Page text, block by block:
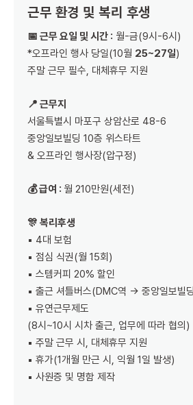
근무 환경 및 복리 후생
📅 근무 요일 및 시간 : 월-금(9시-6시)
*오프라인 행사 당일(10월 25~27일)
주말 근무 필수, 대체휴무 지원
📍 근무지
서울특별시 마포구 상암산로 48-6
중앙일보빌딩 10층 위스타트
& 오프라인 행사장(압구정)
💰 급여 : 월 210만원(세전)
🎊 복리후생
▪️ 4대 보험
▪️ 점심 식권(월 15회)
▪️ 스템커피 20% 할인
▪️ 출근 셔틀버스(DMC역 → 중앙일보빌
▪️ 유연근무제도
(8시~10시 시차 출근, 업무에 따라 협의)
▪️주말 근무 시, 대체휴무 지원
▪️휴가(1개월 만근 시, 익월 1일 발생)
▪️사원증 및 명함 제작